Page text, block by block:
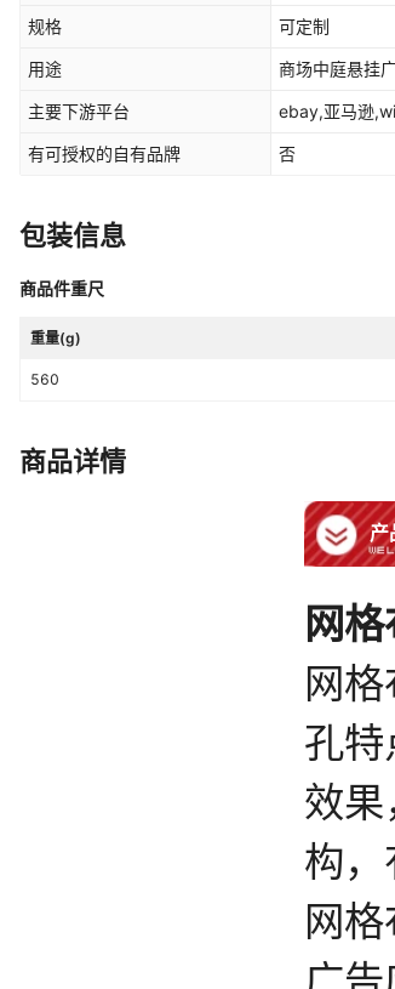
规格 可定制
用途 商场中庭悬挂
主要下游平台 ebay,亚马逊
有可授权的自有品牌 否
包装信息
商品件重尺
重量(g)
560
商品详情